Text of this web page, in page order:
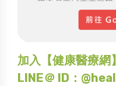
加入【健康醫療網
LINE＠ ID：